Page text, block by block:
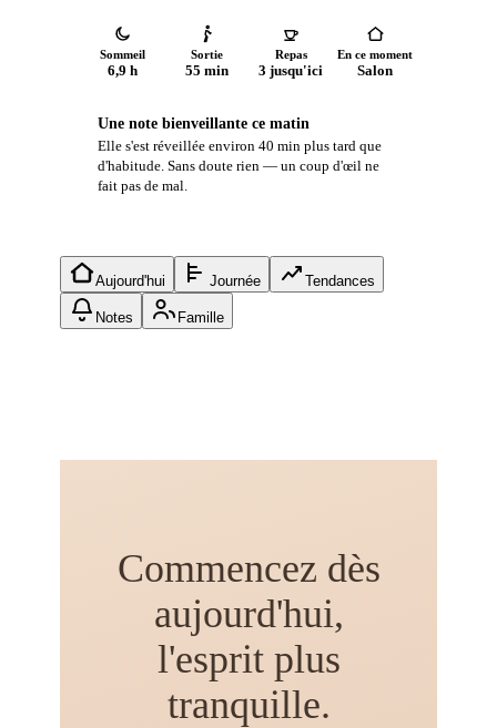
Sommeil
6,9 h
Sortie
55 min
Repas
3 jusqu'ici
En ce moment
Salon
Une note bienveillante ce matin
Elle s'est réveillée environ 40 min plus tard que
d'habitude. Sans doute rien — un coup d'œil ne
fait pas de mal.
Aujourd'hui Journée Tendances
Notes Famille
Commencez dès
aujourd'hui,
l'esprit plus
tranquille.